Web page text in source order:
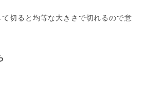
て切ると均等な大きさで切れるので意